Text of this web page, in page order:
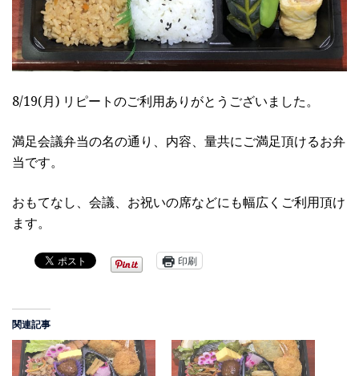
8/19(月) リピートのご利用ありがとうございました。
満足会議弁当の名の通り、内容、量共にご満足頂けるお弁
当です。
おもてなし、会議、お祝いの席などにも幅広くご利用頂け
ます。
印刷
関連記事